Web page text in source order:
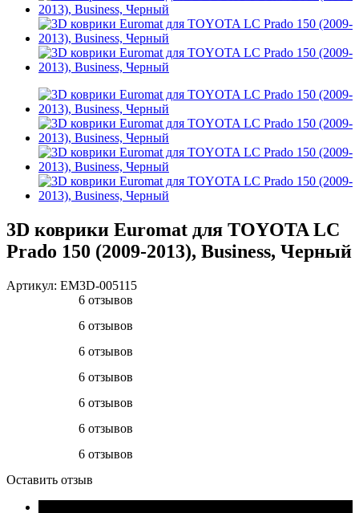
3D коврики Euromat для TOYOTA LС
Prado 150 (2009-2013), Business, Черный
Артикул: EM3D-005115
6 отзывов
6 отзывов
6 отзывов
6 отзывов
6 отзывов
6 отзывов
6 отзывов
Оставить отзыв